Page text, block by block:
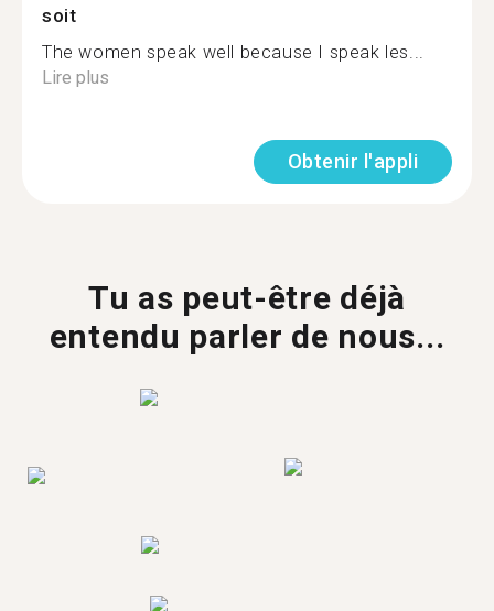
soit
The women speak well because I speak les...
Lire plus
Obtenir l'appli
Tu as peut-être déjà
entendu parler de nous...